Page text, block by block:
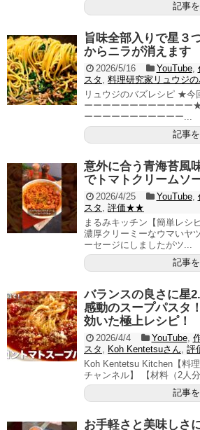
記事
旨味全部入りで星３
からニラが消えます
2026/5/16 YouTube,
スタ , 料理研究家リュウジ
リュウジのバズレシピ ★今
ーーーーーーーーーーーー
ーーーーーーーーーーー...
記事
意外に合う青海苔風
でトマトクリームソ
2026/4/25 YouTube,
スタ , 評価★★
まるみキッチン【簡単レシ
濃厚クリーミーなウマいヤ
ーセージにしましたがツ...
記事
バランスの良さに星
感動のスープパスタ
効いた極上レシピ！
2026/4/4 YouTube,
スタ , Koh Kentetsuさん, 評
Koh Kentetsu Kitchen【料
チャンネル】 【材料（2人
記事
お手軽さと美味しさ